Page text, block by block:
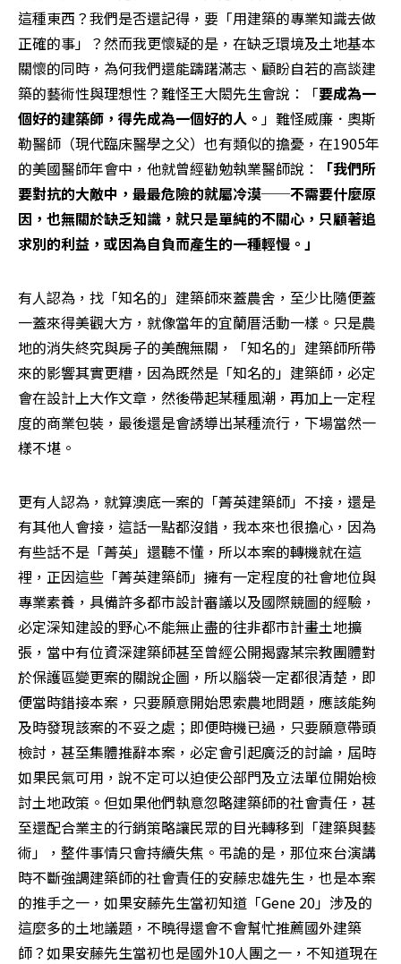
這種東西？我們是否還記得，要「用建築的專業知識去做
正確的事」？然而我更懷疑的是，在缺乏環境及土地基本
關懷的同時，為何我們還能躊躇滿志、顧盼自若的高談建
築的藝術性與理想性？難怪王大閎先生會說：「要成為一
個好的建築師，得先成為一個好的人。 」難怪威廉．奧斯
勒醫師（現代臨床醫學之父）也有類似的擔憂，在1905年
的美國醫師年會中，他就曾經勸勉執業醫師說：
「我們所
要對抗的大敵中，最最危險的就屬冷漠──不需要什麼原
因，也無關於缺乏知識，就只是單純的不關心，只顧著追
求別的利益，或因為自負而產生的一種輕慢。」
有人認為，找「知名的」建築師來蓋農舍，至少比隨便蓋
一蓋來得美觀大方，就像當年的宜蘭厝活動一樣。只是農
地的消失終究與房子的美醜無關，「知名的」建築師所帶
來的影響其實更糟，因為既然是「知名的」建築師，必定
會在設計上大作文章，然後帶起某種風潮，再加上一定程
度的商業包裝，最後還是會誘導出某種流行，下場當然一
樣不堪。
更有人認為，就算澳底一案的「菁英建築師」不接，還是
有其他人會接，這話一點都沒錯，我本來也很擔心，因為
有些話不是「菁英」還聽不懂，所以本案的轉機就在這
裡，正因這些「菁英建築師」擁有一定程度的社會地位與
專業素養，具備許多都市設計審議以及國際競圖的經驗，
必定深知建設的野心不能無止盡的往非都市計畫土地擴
張，當中有位資深建築師甚至曾經公開揭露某宗教團體對
於保護區變更案的關說企圖，所以腦袋一定都很清楚，即
便當時錯接本案，只要願意開始思索農地問題，應該能夠
及時發現該案的不妥之處；即便時機已過，只要願意帶頭
檢討，甚至集體推辭本案，必定會引起廣泛的討論，屆時
如果民氣可用，說不定可以迫使公部門及立法單位開始檢
討土地政策。但如果他們執意忽略建築師的社會責任，甚
至還配合業主的行銷策略讓民眾的目光轉移到「建築與藝
術」，整件事情只會持續失焦。弔詭的是，那位來台演講
時不斷強調建築師的社會責任的安藤忠雄先生，也是本案
的推手之一，如果安藤先生當初知道「Gene 20」涉及的
這麼多的土地議題，不曉得還會不會幫忙推薦國外建築
師？如果安藤先生當初也是國外10人團之一，不知道現在